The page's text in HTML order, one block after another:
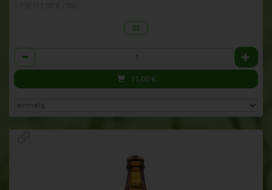
St
Anzahl
11,00 €